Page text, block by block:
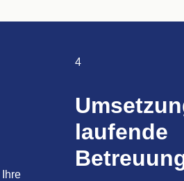
4
laufende